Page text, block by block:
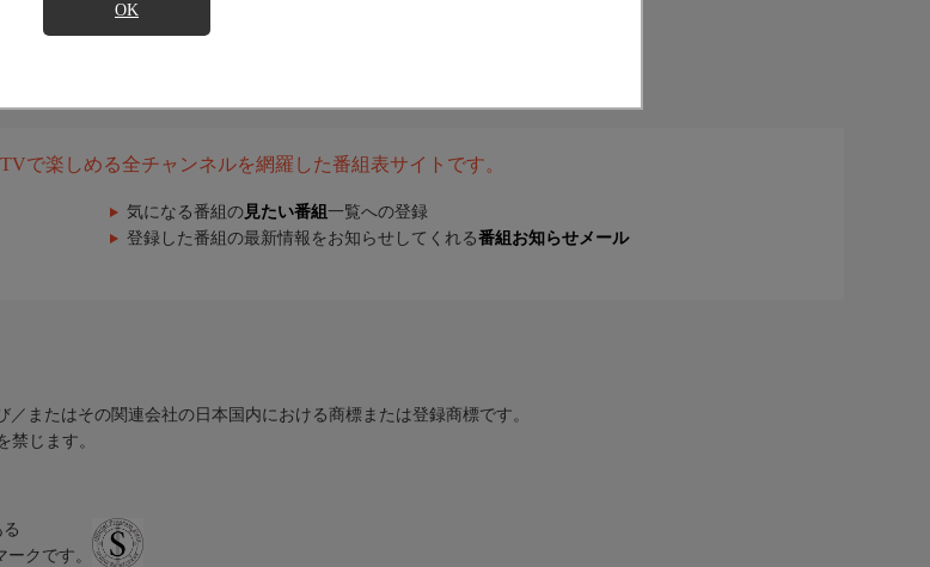
OK
で楽しめる全チャンネルを網羅した番組表サイトです。
気になる番組の 見たい番組 一覧への登録
登録した番組の最新情報をお知らせしてくれる番組お知らせメール
またはその関連会社の日本国内における商標または登録商標です。
じます。
クです。